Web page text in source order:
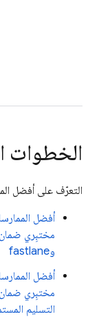
الخطوات
التعرّف على أفضل
وfastlane
مختبِري ضمان
التسليم